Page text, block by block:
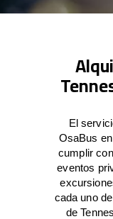
El
OsaBus
cumplir
eventos
cada uno
de